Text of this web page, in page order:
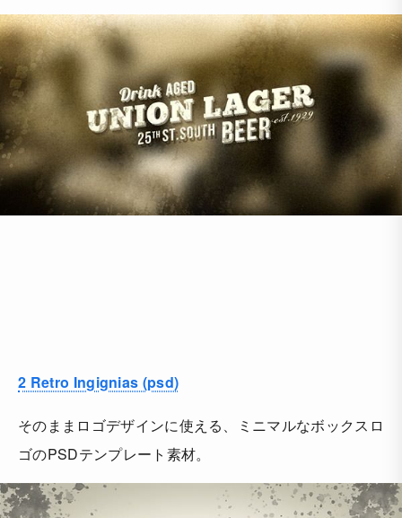
2 Retro Ingignias (psd)
そのままロゴデザインに使える、ミニマルなボックスロ
ゴのPSDテンプレート素材。